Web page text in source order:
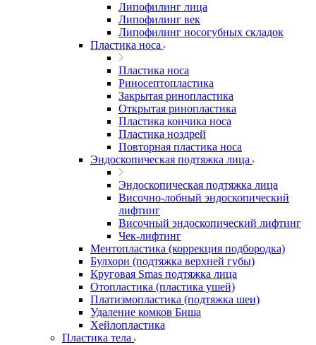
Липофилинг лица
Липофилинг век
Липофилинг носогубных складок
Пластика носа
Пластика носа
Риносептопластика
Закрытая ринопластика
Открытая ринопластика
Пластика кончика носа
Пластика ноздрей
Повторная пластика носа
Эндоскопическая подтяжка лица
Эндоскопическая подтяжка лица
Височно-лобный эндоскопический
лифтинг
Височный эндоскопический лифтинг
Чек-лифтинг
Ментопластика (коррекция подбородка)
Булхорн (подтяжка верхней губы)
Круговая Smas подтяжка лица
Отопластика (пластика ушей)
Платизмопластика (подтяжка шеи)
Удаление комков Биша
Хейлопластика
Пластика тела